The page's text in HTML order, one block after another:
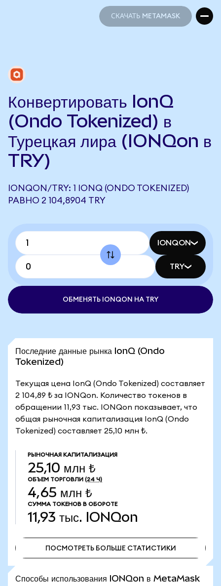
СКАЧАТЬ METAMASK
Конвертировать IonQ
(Ondo Tokenized) в
Турецкая лира (IONQon в
TRY)
IONQON/TRY: 1 IONQ (ONDO TOKENIZED)
РАВНО 2 104,8904 TRY
IONQON
TRY
ОБМЕНЯТЬ IONQON НА TRY
Последние данные рынка IonQ (Ondo
Tokenized)
Текущая цена IonQ (Ondo Tokenized) составляет
2 104,89 ₺ за IONQon. Количество токенов в
обращении 11,93 тыс. IONQon показывает, что
общая рыночная капитализация IonQ (Ondo
Tokenized) составляет 25,10 млн ₺.
РЫНОЧНАЯ КАПИТАЛИЗАЦИЯ
25,10 млн ₺
ОБЪЕМ ТОРГОВЛИ (24 Ч)
4,65 млн ₺
СУММА ТОКЕНОВ В ОБОРОТЕ
11,93 тыс. IONQon
ПОСМОТРЕТЬ БОЛЬШЕ СТАТИСТИКИ
Способы использования IONQon в MetaMask